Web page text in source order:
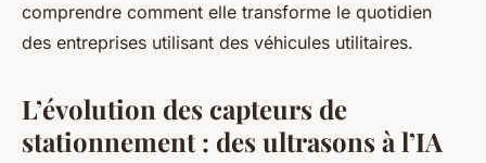
comprendre comment elle transforme le quotidien
des entreprises utilisant des véhicules utilitaires.
L’évolution des capteurs de
stationnement : des ultrasons à l’IA